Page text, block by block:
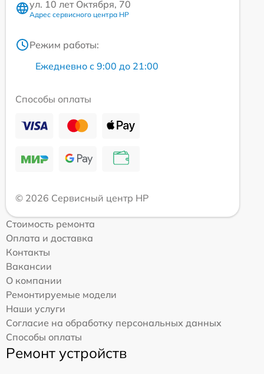
ул. 10 лет Октября, 70
Адрес сервисного центра HP
Режим работы:
Ежедневно с 9:00 до 21:00
Способы оплаты
© 2026 Сервисный центр HP
Стоимость ремонта
Оплата и доставка
Контакты
Вакансии
О компании
Ремонтируемые модели
Наши услуги
Согласие на обработку персональных данных
Способы оплаты
Ремонт устройств